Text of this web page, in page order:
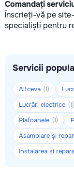
Comandați
Înscrieți-vă pe
specialiști pentru
Servicii
Altceva (1)
Lucrări electrice (1)
Plafoanele (1)
Asamblare și
Instalarea și